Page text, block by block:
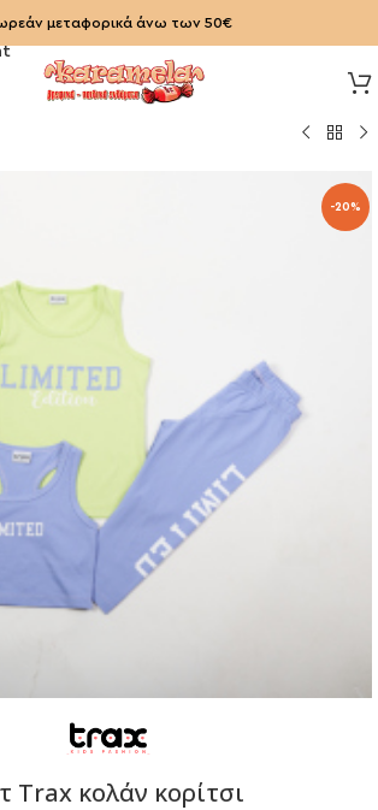
μεταφορικά άνω των 50€
-20%
Trax κολάν κορίτσι